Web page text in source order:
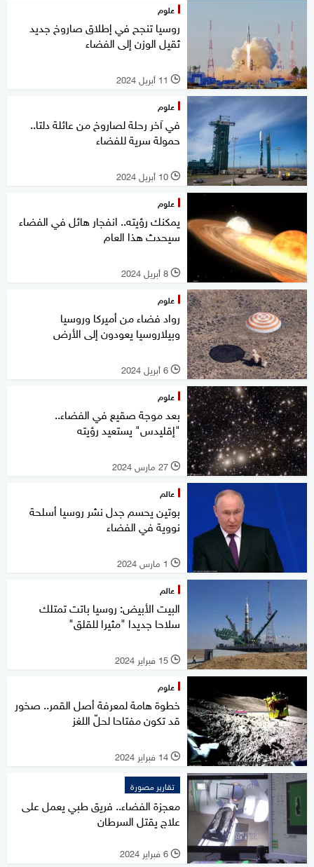
علوم
روسيا تنجح في إطلاق صاروخ جديد
ثقيل الوزن إلى الفضاء
l 11 أبريل 2024
علوم
في آخر رحلة لصاروخ من عائلة دلتا..
حمولة سرية للفضاء
l 10 أبريل 2024
علوم
يمكنك رؤيته.. انفجار هائل في الفضاء
سيحدث هذا العام
l 8 أبريل 2024
علوم
رواد فضاء من أميركا وروسيا
وبيلاروسيا يعودون إلى الأرض
l 6 أبريل 2024
علوم
بعد موجة صقيع في الفضاء..
"إقليدس" يستعيد رؤيته
l 27 مارس 2024
عالم
بوتين يحسم جدل نشر روسيا أسلحة
نووية في الفضاء
l 1 مارس 2024
عالم
البيت الأبيض: روسيا باتت تمتلك
سلاحا جديدا "مثيرا للقلق"
l 15 فبراير 2024
علوم
خطوة هامة لمعرفة أصل القمر.. صخور
قد تكون مفتاحا لحلّ اللغز
l 14 فبراير 2024
تقارير مصورة
معجزة الفضاء.. فريق طبي يعمل على
علاج يقتل السرطان
l 6 فبراير 2024